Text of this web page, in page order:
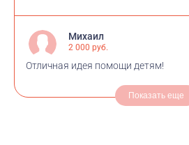
Михаил
2 000 руб.
Отличная идея помощи детям!
Показать еще